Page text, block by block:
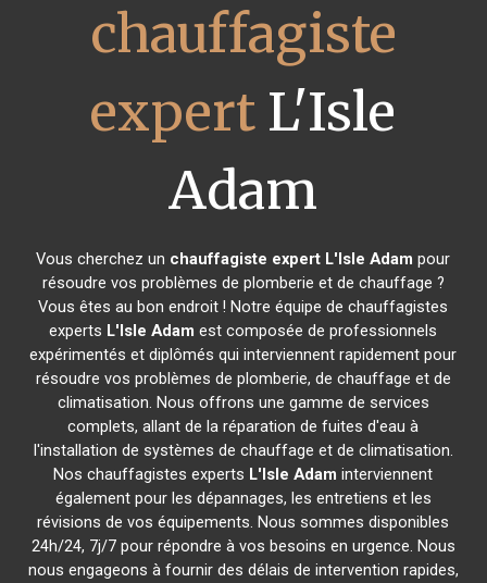
chauffagiste
expert L'Isle
Adam
Vous cherchez un chauffagiste expert L'Isle Adam pour
résoudre vos problèmes de plomberie et de chauffage ?
Vous êtes au bon endroit ! Notre équipe de chauffagistes
experts L'Isle Adam est composée de professionnels
expérimentés et diplômés qui interviennent rapidement pour
résoudre vos problèmes de plomberie, de chauffage et de
climatisation. Nous offrons une gamme de services
complets, allant de la réparation de fuites d'eau à
l'installation de systèmes de chauffage et de climatisation.
Nos chauffagistes experts L'Isle Adam interviennent
également pour les dépannages, les entretiens et les
révisions de vos équipements. Nous sommes disponibles
24h/24, 7j/7 pour répondre à vos besoins en urgence. Nous
nous engageons à fournir des délais de intervention rapides,